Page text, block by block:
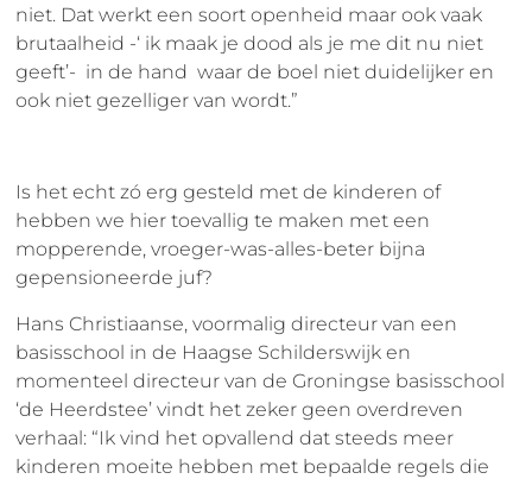
niet. Dat werkt een soort openheid maar ook vaak
brutaalheid -‘ ik maak je dood als je me dit nu niet
geeft’- in de hand waar de boel niet duidelijker en
ook niet gezelliger van wordt.”
Is het echt zó erg gesteld met de kinderen of
hebben we hier toevallig te maken met een
mopperende, vroeger-was-alles-beter bijna
gepensioneerde juf?
Hans Christiaanse, voormalig directeur van een
basisschool in de Haagse Schilderswijk en
momenteel directeur van de Groningse basisschool
‘de Heerdstee’ vindt het zeker geen overdreven
verhaal: “Ik vind het opvallend dat steeds meer
kinderen moeite hebben met bepaalde regels die